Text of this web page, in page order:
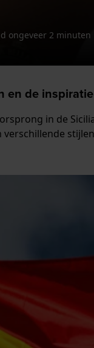
ongeveer 2 minuten
de
in de